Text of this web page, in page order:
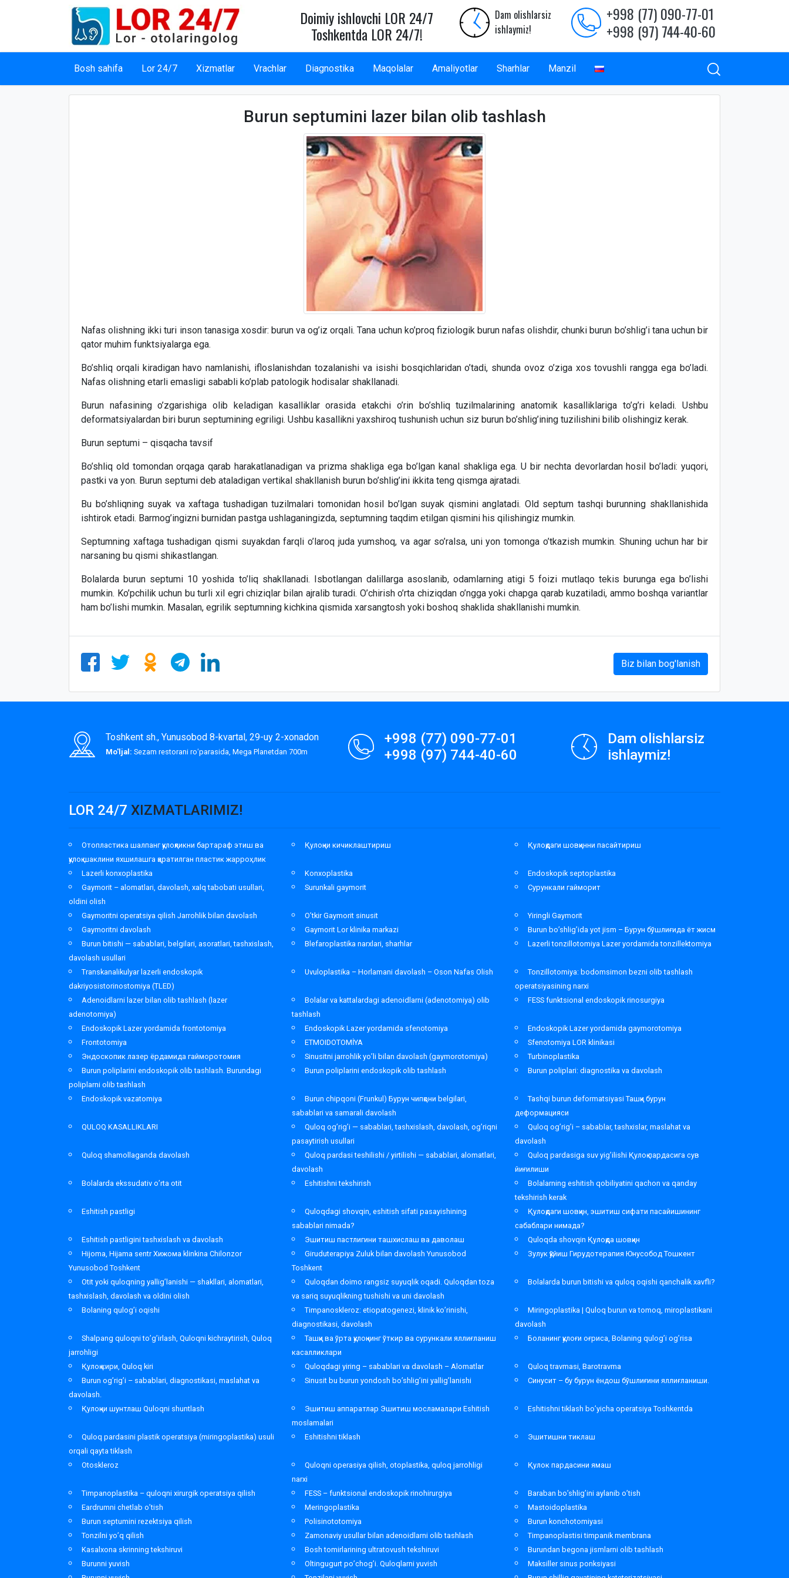
Doimiy ishlovchi LOR 24/7
Toshkentda LOR 24/7!
Dam olishlarsiz
ishlaymiz!
+998 (77) 090-77-01
+998 (97) 744-40-60
Bosh sahifa Lor 24/7 Xizmatlar Vrachlar Diagnostika Maqolalar Amaliyotlar Sharhlar Manzil
Burun septumini lazer bilan olib tashlash
Nafas olishning ikki turi inson tanasiga xosdir: burun va og’iz orqali. Tana uchun ko’proq fiziologik burun nafas olishdir, chunki burun bo’shlig’i tana uchun bir
qator muhim funktsiyalarga ega.
Bo’shliq orqali kiradigan havo namlanishi, ifloslanishdan tozalanishi va isishi bosqichlaridan o’tadi, shunda ovoz o’ziga xos tovushli rangga ega bo’ladi.
Nafas olishning etarli emasligi sababli ko’plab patologik hodisalar shakllanadi.
Burun nafasining o’zgarishiga olib keladigan kasalliklar orasida etakchi o’rin bo’shliq tuzilmalarining anatomik kasalliklariga to’g’ri keladi. Ushbu
deformatsiyalardan biri burun septumining egriligi. Ushbu kasallikni yaxshiroq tushunish uchun siz burun bo’shlig’ining tuzilishini bilib olishingiz kerak.
Burun septumi – qisqacha tavsif
Bo’shliq old tomondan orqaga qarab harakatlanadigan va prizma shakliga ega bo’lgan kanal shakliga ega. U bir nechta devorlardan hosil bo’ladi: yuqori,
pastki va yon. Burun septumi deb ataladigan vertikal shakllanish burun bo’shlig’ini ikkita teng qismga ajratadi.
Bu bo’shliqning suyak va xaftaga tushadigan tuzilmalari tomonidan hosil bo’lgan suyak qismini anglatadi. Old septum tashqi burunning shakllanishida
ishtirok etadi. Barmog’ingizni burnidan pastga ushlaganingizda, septumning taqdim etilgan qismini his qilishingiz mumkin.
Septumning xaftaga tushadigan qismi suyakdan farqli o’laroq juda yumshoq, va agar so’ralsa, uni yon tomonga o’tkazish mumkin. Shuning uchun har bir
narsaning bu qismi shikastlangan.
Bolalarda burun septumi 10 yoshida to’liq shakllanadi. Isbotlangan dalillarga asoslanib, odamlarning atigi 5 foizi mutlaqo tekis burunga ega bo’lishi
mumkin. Ko’pchilik uchun bu turli xil egri chiziqlar bilan ajralib turadi. O’chirish o’rta chiziqdan o’ngga yoki chapga qarab kuzatiladi, ammo boshqa variantlar
ham bo’lishi mumkin. Masalan, egrilik septumning kichkina qismida xarsangtosh yoki boshoq shaklida shakllanishi mumkin.
Biz bilan bog'lanish
Toshkent sh., Yunusobod 8-kvartal, 29-uy 2-xonadon
Mo'ljal: Sezam restorani roʻparasida, Mega Planetdan 700m
+998 (77) 090-77-01
+998 (97) 744-40-60
Dam olishlarsiz
ishlaymiz!
LOR 24/7 XIZMATLARIMIZ!
Отопластика шалпанг қулоқликни бартараф этиш ва
қулоқ шаклини яхшилашга қаратилган пластик жарроҳлик
Қулоқни кичиклаштириш Қулоқдаги шовқинни пасайтириш
Lazerli konxoplastika Konxoplastika
Endoskopik septoplastika
Gaymorit – alomatlari, davolash, xalq tabobati usullari,
oldini olish
Surunkali gaymorit Сурункали гайморит
Gaymoritni operatsiya qilish Jarrohlik bilan davolash O’tkir Gaymorit sinusit
Yiringli Gaymorit
Gaymoritni davolash
Gaymorit Lor klinika markazi
Burun bo’shlig’ida yot jism – Бурун бўшлиғида ёт жисм
Burun bitishi — sabablari, belgilari, asoratlari, tashxislash,
davolash usullari
Blefaroplastika narxlari, sharhlar Lazerli tonzillotomiya Lazer yordamida tonzillektomiya
Transkanalikulyar lazerli endoskopik
dakriyosistorinostomiya (TLED)
Uvuloplastika – Horlamani davolash – Oson Nafas Olish
Tonzillotomiya: bodomsimon bezni olib tashlash
operatsiyasining narxi
Adenoidlarni lazer bilan olib tashlash (lazer
adenotomiya)
Bolalar va kattalardagi adenoidlarni (adenotomiya) olib
tashlash
FESS funktsional endoskopik rinosurgiya
Endoskopik Lazer yordamida frontotomiya Endoskopik Lazer yordamida sfenotomiya
Endoskopik Lazer yordamida gaymorotomiya
Frontotomiya
ETMOIDOTOMİYA
Sfenotomiya LOR klinikasi
Эндоскопик лазер ёрдамида гайморотомия
Sinusitni jarrohlik yo’li bilan davolash (gaymorotomiya)
Turbinoplastika
Burun poliplarini endoskopik olib tashlash. Burundagi
poliplarni olib tashlash
Burun poliplarini endoskopik olib tashlash Burun poliplari: diagnostika va davolash
Endoskopik vazatomiya
Burun chipqoni (Frunkul) Бурун чипқони belgilari,
sabablari va samarali davolash
Tashqi burun deformatsiyasi Ташқи бурун
деформацияси
QULOQ KASALLIKLARI
Quloq og’rig’i — sabablari, tashxislash, davolash, og’riqni
pasaytirish usullari
Quloq og’rig’i – sabablar, tashxislar, maslahat va
davolash
Quloq shamollaganda davolash
Quloq pardasi teshilishi / yirtilishi — sabablari, alomatlari,
davolash
Quloq pardasiga suv yig’ilishi Қулоқ пардасига сув
йиғилиши
Bolalarda ekssudativ o’rta otit
Eshitishni tekshirish
Bolalarning eshitish qobiliyatini qachon va qanday
tekshirish kerak
Eshitish pastligi
Quloqdagi shovqin, eshitish sifati pasayishining
sabablari nimada?
Қулоқдаги шовқин, эшитиш сифати пасайишининг
сабаблари нимада?
Eshitish pastligini tashxislash va davolash
Эшитиш пастлигини ташхислаш ва даволаш
Quloqda shovqin Қулоқда шовқин
Hijoma, Hijama sentr Хижома klinkina Chilonzor
Yunusobod Toshkent
Giruduterapiya Zuluk bilan davolash Yunusobod
Toshkent
Зулук қўйиш Гирудотерапия Юнусобод Тошкент
Otit yoki quloqning yallig’lanishi — shakllari, alomatlari,
tashxislash, davolash va oldini olish
Quloqdan doimo rangsiz suyuqlik oqadi. Quloqdan toza
va sariq suyuqlikning tushishi va uni davolash
Bolalarda burun bitishi va quloq oqishi qanchalik xavfli?
Bolaning qulog’i oqishi
Timpanoskleroz: etiopatogenezi, klinik ko’rinishi,
diagnostikasi, davolash
Miringoplastika | Quloq burun va tomoq, miroplastikani
davolash
Shalpang quloqni to’g’irlash, Quloqni kichraytirish, Quloq
jarrohligi
Ташқи ва ўрта қулоқнинг ўткир ва сурункали яллиғланиш
касалликлари
Боланинг қулоғи оғриса, Bolaning qulog’i og’risa
Қулоқ кири, Quloq kiri Quloqdagi yiring – sabablari va davolash – Alomatlar
Quloq travmasi, Barotravma
Burun og’rig’i – sabablari, diagnostikasi, maslahat va
davolash.
Sinusit bu burun yondosh bo’shlig’ini yallig’lanishi Синусит – бу бурун ёндош бўшлиғини яллиғланиши.
Қулоқни шунтлаш Quloqni shuntlash
Эшитиш аппаратлар Эшитиш мосламалари Eshitish
moslamalari
Eshitishni tiklash bo’yicha operatsiya Toshkentda
Quloq pardasini plastik operatsiya (miringoplastika) usuli
orqali qayta tiklash
Eshitishni tiklash Эшитишни тиклаш
Otoskleroz
Quloqni operasiya qilish, otoplastika, quloq jarrohligi
narxi
Қулок пардасини ямаш
Timpanoplastika – quloqni xirurgik operatsiya qilish FESS – funktsional endoskopik rinohirurgiya
Baraban bo’shlig’ini aylanib o’tish
Eardrumni chetlab o’tish
Meringoplastika
Mastoidoplastika
Burun septumini rezektsiya qilish
Polisinototomiya
Burun konchotomiyasi
Tonzilni yo’q qilish
Zamonaviy usullar bilan adenoidlarni olib tashlash
Timpanoplastisi timpanik membrana
Kasalxona skrinning tekshiruvi
Bosh tomirlarining ultratovush tekshiruvi
Burundan begona jismlarni olib tashlash
Burunni yuvish
Oltingugurt po’chog’i. Quloqlarni yuvish
Maksiller sinus ponksiyasi